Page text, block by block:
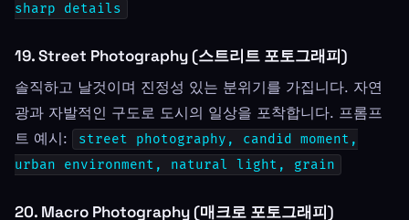
sharp details
19. Street Photography (스트리트 포토그래피)
솔직하고 날것이며 진정성 있는 분위기를 가집니다. 자연
광과 자발적인 구도로 도시의 일상을 포착합니다. 프롬프
트 예시:
street photography, candid moment,
urban environment, natural light, grain
20. Macro Photography (매크로 포토그래피)